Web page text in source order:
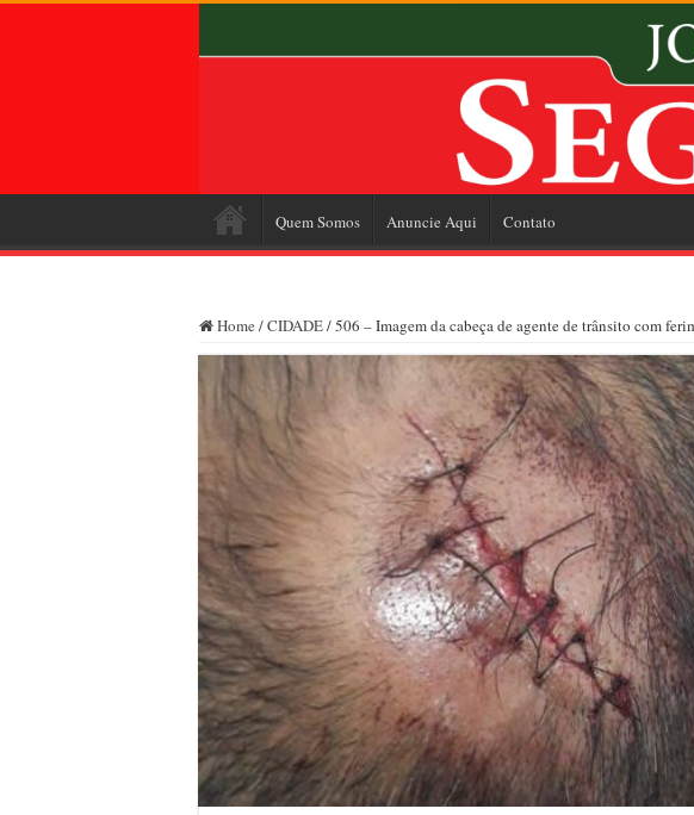
Quem Somos Anuncie Aqui Contato
Home /CIDADE/506 – Imagem da cabeça de agente de trânsito com